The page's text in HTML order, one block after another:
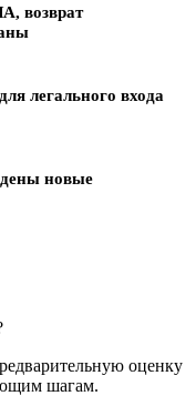
возврат
легального входа
новые
оценку
шагам.